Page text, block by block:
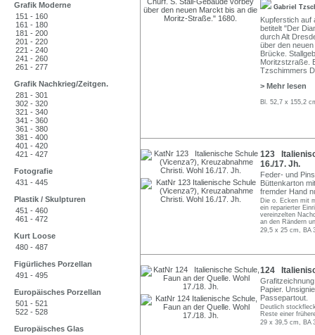
Grafik Moderne
151 - 160
161 - 180
181 - 200
201 - 220
221 - 240
241 - 260
261 - 277
Grafik Nachkrieg/Zeitgen.
281 - 301
302 - 320
321 - 340
341 - 360
361 - 380
381 - 400
401 - 420
421 - 427
Fotografie
431 - 445
Plastik / Skulpturen
451 - 460
461 - 472
Kurt Loose
480 - 487
Figürliches Porzellan
491 - 495
Europäisches Porzellan
501 - 521
522 - 528
Europäisches Glas
Gabriel
Kupferstich auf
betitelt "Der
durch Alt
über den
Brücke.
Moritzstzraße.
Tzschimmers
> Mehr lesen
Bl. 52,7 x 155,2
123
16./17. Jh.
Feder- und
Büttenkarton
fremder Hand
Die o. Ecken mit
ein reparierter
vereinzelten
an den Rändern
29,5 x 25 cm, BA
124
Papier.
Passepartout.
Deutlich
Reste einer
29 x 39,5 cm, BA